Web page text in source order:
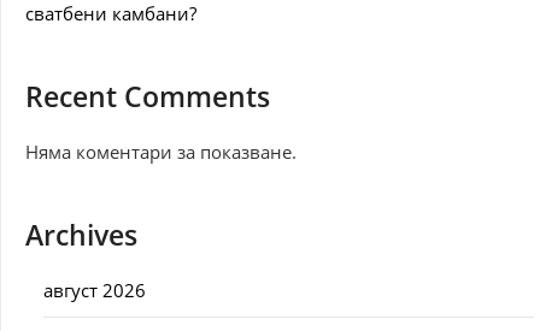
сватбени камбани?
Recent Comments
Няма коментари за показване.
Archives
август 2026